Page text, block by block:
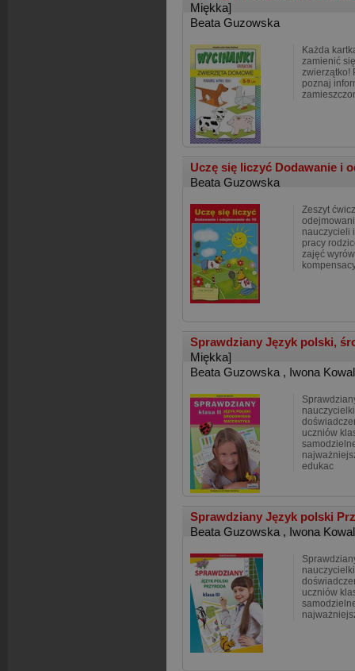
Miękka]
Beata Guzowska
Każda
zamienić
zwierzątko!
poznaj
Uczę się liczyć Dodawanie i
Beata Guzowska
Zeszyt
nauczycieli
pracy
zajęć
Sprawdziany Język polski,
Miękka]
Beata Guzowska , Iwona
uczniów
edukac
Sprawdziany Język polski
Beata Guzowska , Iwona
uczniów